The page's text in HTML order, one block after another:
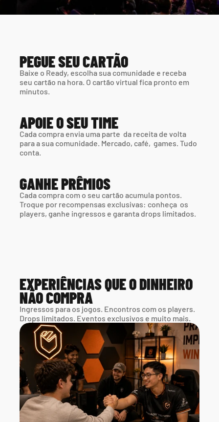
PEGUE SEU CARTÃO
Baixe o Ready, escolha sua comunidade e receba
seu cartão na hora. O cartão virtual fica pronto em
minutos.
APOIE O SEU TIME
Cada compra envia uma parte  da receita de volta
para a sua comunidade. Mercado, café,  games. Tudo
conta.
GANHE PRÊMIOS
Cada compra com o seu cartão acumula pontos.
Troque por recompensas exclusivas: conheça  os
players, ganhe ingressos e garanta drops limitados.
EXPERIÊNCIAS QUE O DINHEIRO
NÃO COMPRA
Ingressos para os jogos. Encontros com os players.
Drops limitados. Eventos exclusivos e muito mais.